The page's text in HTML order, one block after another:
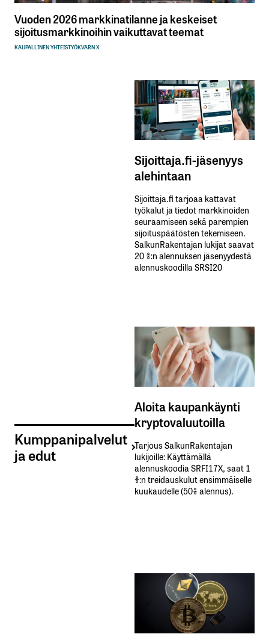
Vuoden 2026 markkinatilanne ja keskeiset
sijoitusmarkkinoihin vaikuttavat teemat
KAUPALLINEN YHTEISTYÖKVARN X
Kumppanipalvelut
ja edut
Sijoittaja.fi-jäsenyys
alehintaan
Sijoittaja.fi tarjoaa kattavat
työkalut ja tiedot markkinoiden
seuraamiseen sekä parempien
sijoituspäätösten tekemiseen.
SalkunRakentajan lukijat saavat
20 %:n alennuksen jäsenyydestä
alennuskoodilla SRSI20
Aloita kaupankäynti
kryptovaluutoilla
Tarjous SalkunRakentajan
lukijoille: Käyttämällä​ ​
alennuskoodia​ ​SRFI17X,​ ​saat​ ​1
%:n treidauskulut​ ​ensimmäiselle​ ​
kuukaudelle​ ​(50%​ ​alennus).